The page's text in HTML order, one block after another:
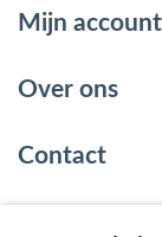
Mijn account
Over ons
Contact